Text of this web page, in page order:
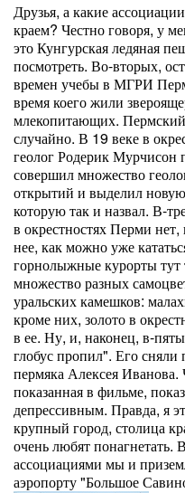
Друзья, а какие
краем? Честно говоря, у
это Кунгурская ледяная
посмотреть. Во-вторых,
времен учебы в МГРИ
время коего жили
млекопитающих.
случайно. В 19 веке в
геолог Родерик Мурчисон
совершил множество
открытий и выделил
которую так и назвал. В-
в окрестностях Перми нет,
нее, как можно уже
горнолыжные курорты тут
множество разных
уральских камешков:
кроме них, золото в
в ее. Ну, и, наконец, в-
глобус пропил". Его
пермяка Алексея Иванова.
показанная в фильме,
депрессивным. Правда, я
крупный город, столица
очень любят
ассоциациями мы и
аэропорту "Большое